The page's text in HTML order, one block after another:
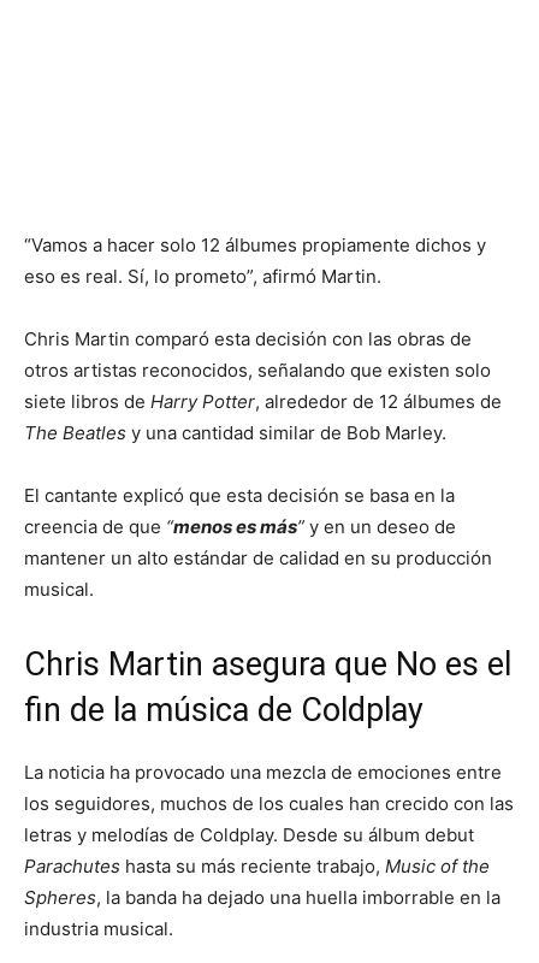
“Vamos a hacer solo 12 álbumes propiamente dichos y
eso es real. Sí, lo prometo”, afirmó Martin.
Chris Martin comparó esta decisión con las obras de
otros artistas reconocidos, señalando que existen solo
siete libros de Harry Potter, alrededor de 12 álbumes de
The Beatles y una cantidad similar de Bob Marley.
El cantante explicó que esta decisión se basa en la
creencia de que “menos es más” y en un deseo de
mantener un alto estándar de calidad en su producción
musical.
Chris Martin asegura que No es el
fin de la música de Coldplay
La noticia ha provocado una mezcla de emociones entre
los seguidores, muchos de los cuales han crecido con las
letras y melodías de Coldplay. Desde su álbum debut
Parachutes hasta su más reciente trabajo, Music of the
Spheres, la banda ha dejado una huella imborrable en la
industria musical.